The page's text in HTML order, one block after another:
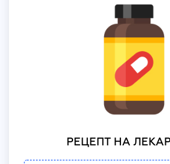
РЕЦЕПТ НА